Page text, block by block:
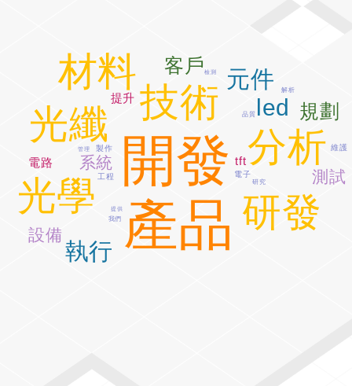
開發
產品
分析
技術
光學
光纖
研發
材料
元件
led
執行
客戶
規劃
系統
測試
設備
提升
電路 tft
製作
電子
維護
工程
品質
研究
我們
解析
管理
提供
檢測